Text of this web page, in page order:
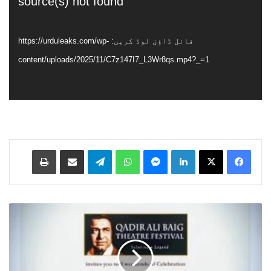
فائل ڈاؤن لوڈ کریں: https://urduleaks.com/wp-
content/uploads/2025/11/C7z147I7_L3Wr8qs.mp4?_=1
LinkedIn
WhatsApp
Telegram
س